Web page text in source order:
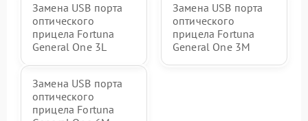
Замена USB порта
оптического
прицела Fortuna
General One 3L
Замена USB порта
оптического
прицела Fortuna
General One 3M
Замена USB порта
оптического
прицела Fortuna